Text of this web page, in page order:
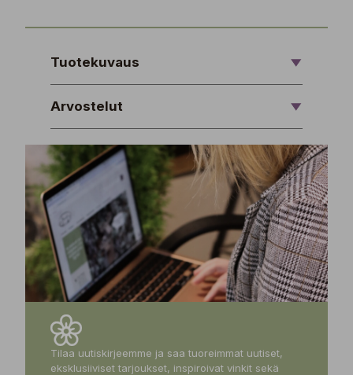
Tuotekuvaus
Arvostelut
Tilaa uutiskirjeemme ja saa tuoreimmat uutiset,
eksklusiiviset tarjoukset, inspiroivat vinkit sekä